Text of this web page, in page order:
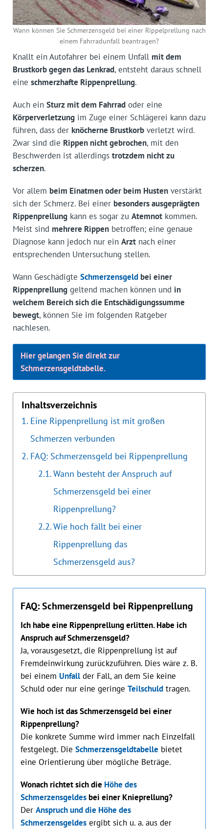
Wann können Sie Schmerzensgeld bei einer Rippelprellung nach
einem Fahrradunfall beantragen?
Knallt ein Autofahrer bei einem Unfall mit dem
Brustkorb gegen das Lenkrad, entsteht daraus schnell
eine schmerz­hafte Rippenprellung.
Auch ein Sturz mit dem Fahrradoder eine
Körperverletzungim Zuge einer Schlägerei kann dazu
führen, dass der knöcherne Brustkorbverletzt wird.
Zwar sind die Rippen nicht gebrochen, mit den
Beschwerden ist allerdings trotzdem nicht zu
scherzen.
Vor allem beim Einatmen oder beim Hustenverstärkt
sich der Schmerz. Bei einer besonders ausgeprägten
Rippenprellungkann es sogar zu Atemnotkommen.
Meist sind mehrere Rippenbetroffen; eine genaue
Diagnose kann jedoch nur ein Arztnach einer
entsprechenden Untersuchung stellen.
Wann Geschädigte Schmerzensgeldbei einer
Rippenprellunggeltend machen können und in
welchem Bereich sich die Entschädigungssumme
bewegt, können Sie im folgenden Ratgeber
nachlesen.
Hier gelangen Sie direkt zur
Schmerzensgeldtabelle.
Inhaltsverzeichnis
Eine Rippenprellung ist mit großen
Schmerzen verbunden
FAQ: Schmerzensgeld bei Rippenprellung
Wann besteht der Anspruch auf
Schmerzensgeld bei einer
Rippenprellung?
Wie hoch fällt bei einer
Rippenprellung das
Schmerzensgeld aus?
FAQ: Schmerzensgeld bei Rippenprellung
Ich habe eine Rippenprellung erlitten. Habe ich
Anspruch auf Schmerzensgeld?
Ja, vorausgesetzt, die Rippenprellung ist auf
Fremdeinwirkung zurückzuführen. Dies wäre z. B.
bei einem Unfallder Fall, an dem Sie keine
Schuld oder nur eine geringe Teilschuldtragen.
Wie hoch ist das Schmerzensgeld bei einer
Rippenprellung?
Die konkrete Summe wird immer nach Einzelfall
festgelegt. Die Schmerzensgeldtabelle bietet
eine Orientierung über mögliche Beträge.
Wonach richtet sich die Höhe des
Schmerzensgeldesbei einer Knieprellung?
Der Anspruch und die Höhe des
Schmerzensgeldesergibt sich u. a. aus der